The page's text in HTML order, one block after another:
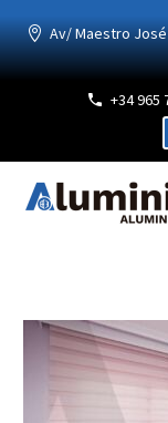
Av/ Maestro José
+34 965